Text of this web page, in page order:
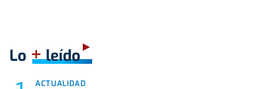
Lo +leído
ACTUALIDAD